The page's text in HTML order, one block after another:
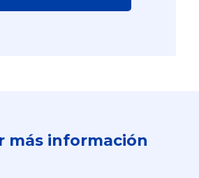
más información